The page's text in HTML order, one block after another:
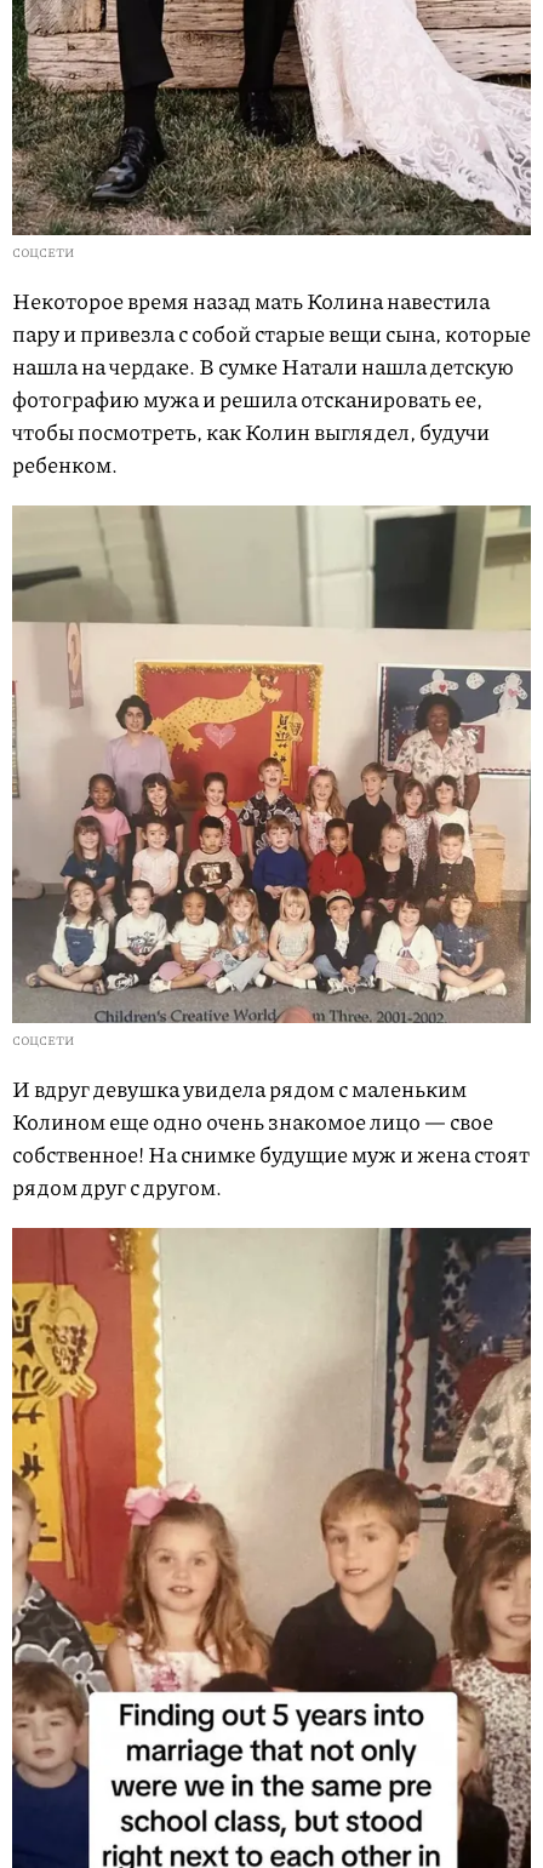
СОЦСЕТИ
Некоторое время назад мать Колина навестила
пару и привезла с собой старые вещи сына, которые
нашла на чердаке. В сумке Натали нашла детскую
фотографию мужа и решила отсканировать ее,
чтобы посмотреть, как Колин выглядел, будучи
ребенком.
СОЦСЕТИ
И вдруг девушка увидела рядом с маленьким
Колином еще одно очень знакомое лицо — свое
собственное! На снимке будущие муж и жена стоят
рядом друг с другом.